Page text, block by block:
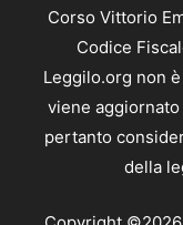
Corso Vittorio
Codice
Leggilo.org non
viene
pertanto
della